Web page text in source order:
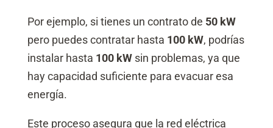
Por ejemplo, si tienes un contrato de 50 kW
pero puedes contratar hasta 100 kW, podrías
instalar hasta 100 kWsin problemas, ya que
hay capacidad suficiente para evacuar esa
energía.
Este proceso asegura que la red eléctrica